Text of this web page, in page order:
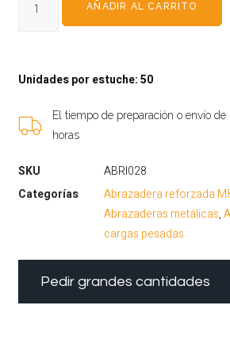
AÑADIR AL CARRITO
Unidades por estuche: 50
El tiempo de preparación o envío
horas
SKU
ABRI028
Categorías
Abrazadera reforzada
Abrazaderas metálicas,
cargas pesadas
Pedir grandes cantidades